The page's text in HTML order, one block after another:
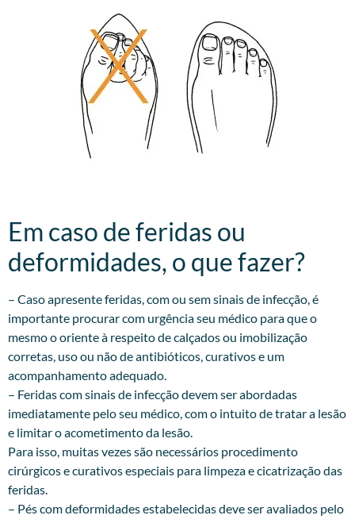
Em caso de feridas ou
deformidades, o que fazer?​
– Caso apresente feridas, com ou sem sinais de infecção, é
importante procurar com urgência seu médico para que o
mesmo o oriente à respeito de calçados ou imobilização
corretas, uso ou não de antibióticos, curativos e um
acompanhamento adequado.
– Feridas com sinais de infecção devem ser abordadas
imediatamente pelo seu médico, com o intuito de tratar a lesão
e limitar o acometimento da lesão.
Para isso, muitas vezes são necessários procedimento
cirúrgicos e curativos especiais para limpeza e cicatrização das
feridas.
– Pés com deformidades estabelecidas deve ser avaliados pelo